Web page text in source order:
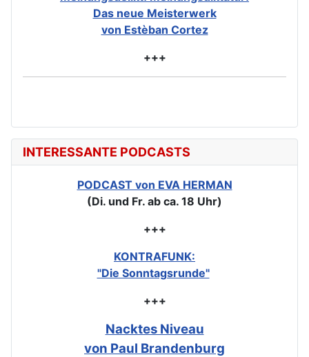
Das neue Meisterwerk
von Estèban Cortez
+++
INTERESSANTE PODCASTS
PODCAST von EVA HERMAN
(Di. und Fr. ab ca. 18 Uhr)
+++
KONTRAFUNK:
"Die Sonntagsrunde"
+++
Nacktes Niveau
von Paul Brandenburg